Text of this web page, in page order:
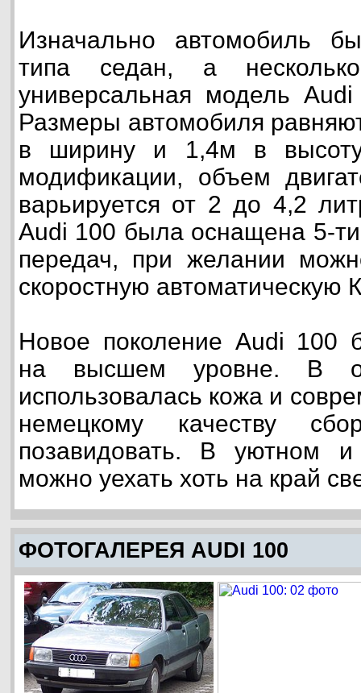
Изначально автомобиль
типа седан, а
универсальная модель
Размеры автомобиля
в ширину и 1,4м в
модификации, объем
варьируется от 2 до 4,2
Audi 100 была оснащена 5-ти
передач, при желании
скоростную автоматическую
Новое поколение Audi 100
на высшем уровне. В
использовалась кожа и
немецкому качеству
позавидовать. В уютном
можно уехать хоть на край
ФОТОГАЛЕРЕЯ AUDI 100